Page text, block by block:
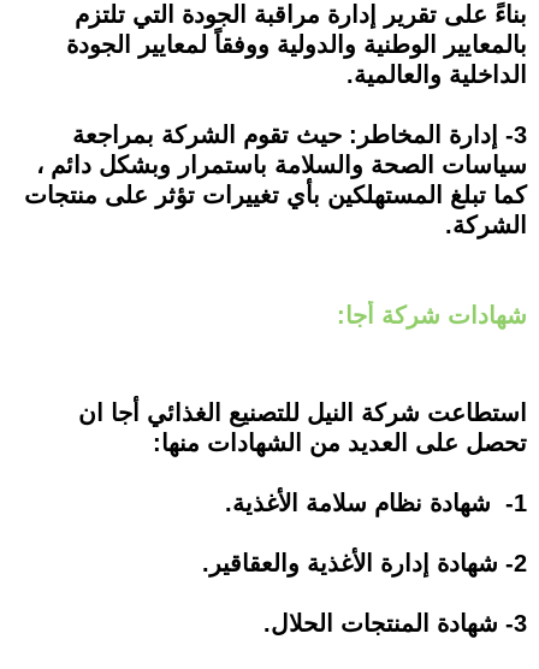
بناءً على تقرير إدارة مراقبة الجودة التي تلتزم
بالمعايير الوطنية والدولية ووفقاً لمعايير الجودة
الداخلية والعالمية.
3- إدارة المخاطر: حيث تقوم الشركة بمراجعة
سياسات الصحة والسلامة باستمرار وبشكل دائم ،
كما تبلغ المستهلكين بأي تغييرات تؤثر على منتجات
الشركة.
شهادات شركة أجا:
استطاعت شركة النيل للتصنيع الغذائي أجا ان
تحصل على العديد من الشهادات منها:
1- شهادة نظام سلامة الأغذية.
2- شهادة إدارة الأغذية والعقاقير.
3- شهادة المنتجات الحلال.